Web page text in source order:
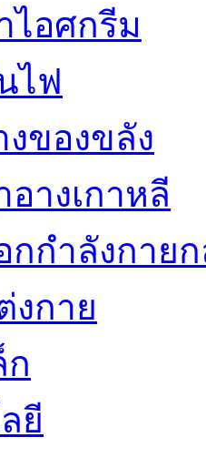
ไอศกรีม
ไฟ
งของขลัง
อางเกาหลี
กกำลังกาย
งกาย
ก
ยี